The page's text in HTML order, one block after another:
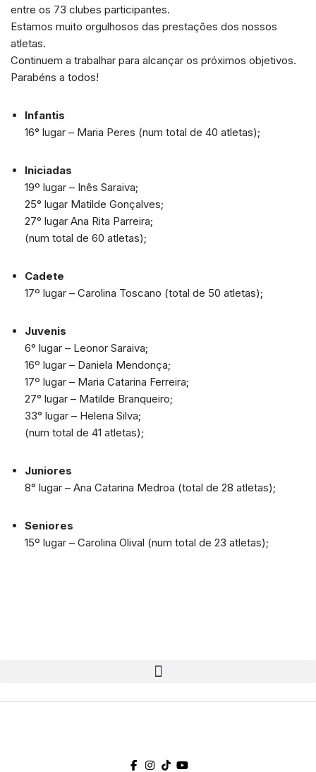
entre os 73 clubes participantes.
Estamos muito orgulhosos das prestações dos nossos
atletas.
Continuem a trabalhar para alcançar os próximos objetivos.
Parabéns a todos!
Infantis
16° lugar – Maria Peres (num total de 40 atletas);
Iniciadas
19º lugar – Inês Saraiva;
25° lugar Matilde Gonçalves;
27° lugar Ana Rita Parreira;
(num total de 60 atletas);
Cadete
17º lugar – Carolina Toscano (total de 50 atletas);
Juvenis
6° lugar – Leonor Saraiva;
16º lugar – Daniela Mendonça;
17º lugar – Maria Catarina Ferreira;
27° lugar – Matilde Branqueiro;
33° lugar – Helena Silva;
(num total de 41 atletas);
Juniores
8° lugar – Ana Catarina Medroa (total de 28 atletas);
Seniores
15º lugar – Carolina Olival (num total de 23 atletas);